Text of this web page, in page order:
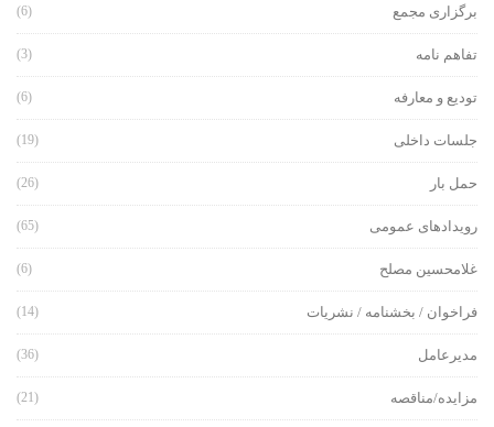
برگزاری مجمع (6)
تفاهم نامه (3)
تودیع و معارفه (6)
جلسات داخلی (19)
حمل بار (26)
رویدادهای عمومی (65)
غلامحسین مصلح (6)
فراخوان / بخشنامه / نشریات (14)
مدیرعامل (36)
مزایده/مناقصه (21)